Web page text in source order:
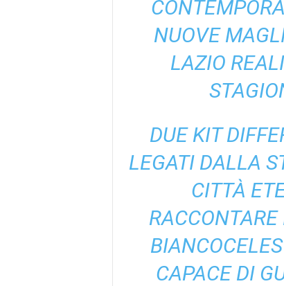
NUOVE
LAZIO
DUE KIT
LEGATI DALLA
CITTÀ
CAPACE DI